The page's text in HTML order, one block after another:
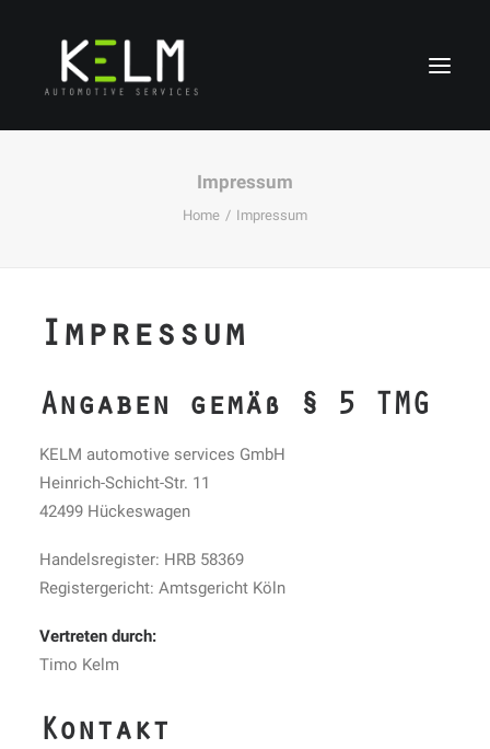
Impressum
Home Impressum
Impressum
Angaben gemäß § 5 TMG
KELM automotive services GmbH
Heinrich-Schicht-Str. 11
42499 Hückeswagen
Handelsregister: HRB 58369
Registergericht: Amtsgericht Köln
Vertreten durch:
Timo Kelm
Kontakt